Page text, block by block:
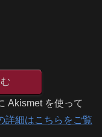
Akismet を使って
詳細はこちらをご覧